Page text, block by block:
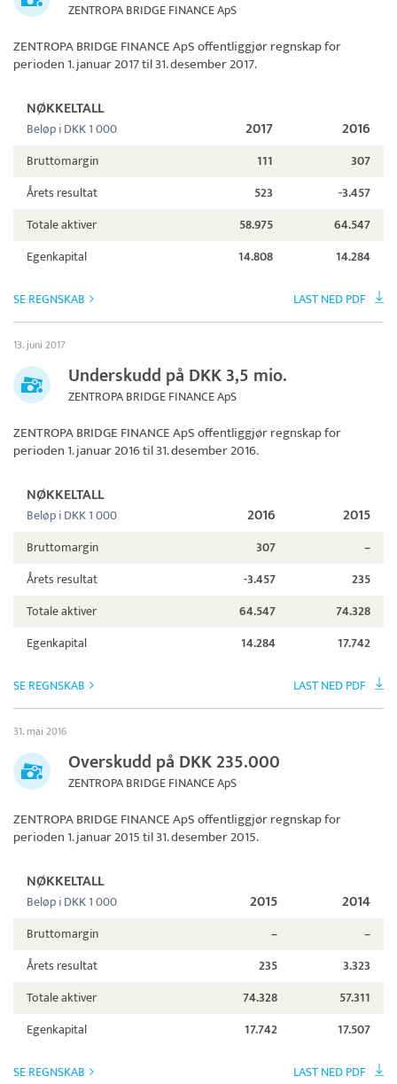
ZENTROPA BRIDGE FINANCE ApS
ZENTROPA BRIDGE FINANCE ApSoffentliggjør regnskap for
perioden 1. januar 2017 til 31. desember 2017.
NØKKELTALL
Beløp i DKK 1 000 2017 2016
Bruttomargin 111
307
Årets resultat
523
-3.457
Totale aktiver
58.975
64.547
Egenkapital
14.808 14.284
SE REGNSKAB LAST NED PDF
13. juni 2017
Underskudd på DKK 3,5 mio.
ZENTROPA BRIDGE FINANCE ApS
ZENTROPA BRIDGE FINANCE ApSoffentliggjør regnskap for
perioden 1. januar 2016 til 31. desember 2016.
NØKKELTALL
Beløp i DKK 1 000 2016 2015
Bruttomargin 307
–
Årets resultat
-3.457
235
Totale aktiver
64.547
74.328
Egenkapital
14.284 17.742
SE REGNSKAB LAST NED PDF
31. mai 2016
Overskudd på DKK 235.000
ZENTROPA BRIDGE FINANCE ApS
ZENTROPA BRIDGE FINANCE ApSoffentliggjør regnskap for
perioden 1. januar 2015 til 31. desember 2015.
NØKKELTALL
Beløp i DKK 1 000 2015 2014
Bruttomargin –
–
Årets resultat
235
3.323
Totale aktiver
74.328
57.311
Egenkapital
17.742 17.507
SE REGNSKAB LAST NED PDF